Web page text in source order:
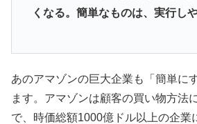
くなる。簡単なものは、 実行し
あのアマゾンの巨大企業も「簡単に
ます。 アマゾンは顧客の買い物方法
で、 時価総額1000億ドル以上の企業